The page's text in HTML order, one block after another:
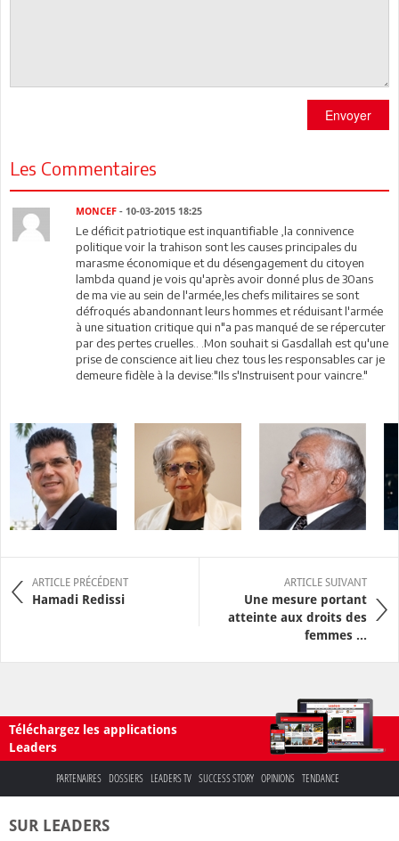
Envoyer
Les Commentaires
MONCEF - 10-03-2015 18:25
Le déficit patriotique est inquantifiable ,la connivence
politique voir la trahison sont les causes principales du
marasme économique et du désengagement du citoyen
lambda quand je vois qu'après avoir donné plus de 30ans
de ma vie au sein de l'armée,les chefs militaires se sont
défroqués abandonnant leurs hommes et réduisant l'armée
à une situation critique qui n"a pas manqué de se répercuter
par des pertes cruelles.. .Mon souhait si Gasdallah est qu'une
prise de conscience ait lieu chez tous les responsables car je
demeure fidèle à la devise:"Ils s'Instruisent pour vaincre."
ARTICLE PRÉCÉDENT
Hamadi Redissi
ARTICLE SUIVANT
Une mesure portant
atteinte aux droits des
femmes ...
Téléchargez les applications
Leaders
PARTENAIRES DOSSIERS LEADERS TV SUCCESS STORY OPINIONS TENDANCE
SUR LEADERS